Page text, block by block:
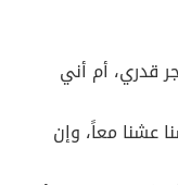
قدري، أم أني
عشنا معاً، وإن